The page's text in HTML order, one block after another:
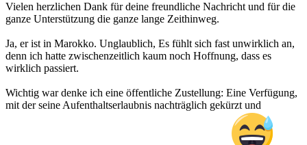
Vielen herzlichen Dank für deine freundliche Nachricht und für die
ganze Unterstützung die ganze lange Zeithinweg.
Ja, er ist in Marokko. Unglaublich, Es fühlt sich fast unwirklich an,
denn ich hatte zwischenzeitlich kaum noch Hoffnung, dass es
wirklich passiert.
Wichtig war denke ich eine öffentliche Zustellung: Eine Verfügung,
mit der seine Aufenthaltserlaubnis nachträglich gekürzt und